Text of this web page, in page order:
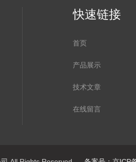
快速链接
首页
产品展示
技术文章
在线留言